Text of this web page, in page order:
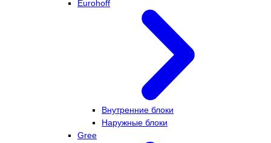
Eurohoff
Внутренние блоки
Наружные блоки
Gree